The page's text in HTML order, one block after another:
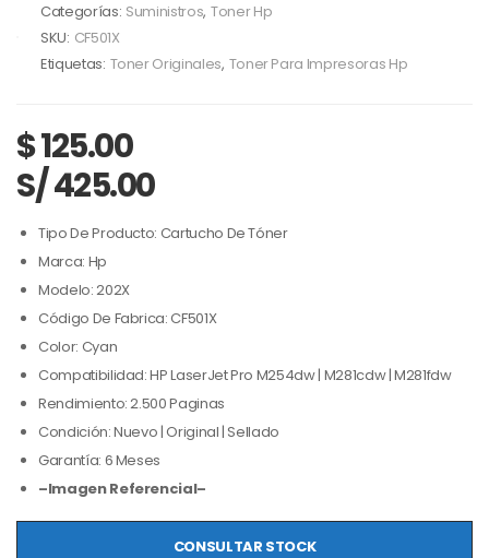
Categorías: Suministros, Toner Hp
SKU: CF501X
Etiquetas: Toner Originales, Toner Para Impresoras Hp
$125.00
S/ 425.00
Tipo De Producto: Cartucho De Tóner
Marca: Hp
Modelo: 202X
Código De Fabrica: CF501X
Color: Cyan
Compatibilidad: HP LaserJet Pro M254dw | M281cdw | M281fdw
Rendimiento: 2.500 Paginas
Condición: Nuevo | Original | Sellado
Garantía: 6 Meses
–Imagen Referencial–
CONSULTAR STOCK